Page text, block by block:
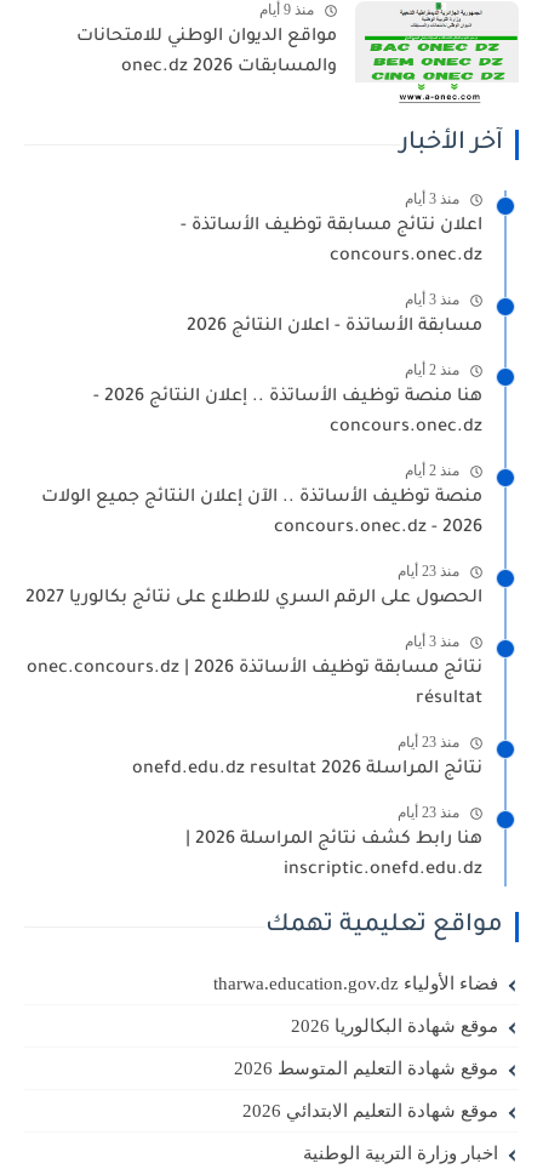
منذ 9 أيام
مواقع الديوان الوطني للامتحانات
والمسابقات 2026 onec.dz
آخر الأخبار
منذ 3 أيام
اعلان نتائج مسابقة توظيف الأساتذة -
concours.onec.dz
منذ 3 أيام
مسابقة الأساتذة - اعلان النتائج 2026
منذ 2 أيام
هنا منصة توظيف الأساتذة .. إعلان النتائج 2026 -
concours.onec.dz
منذ 2 أيام
منصة توظيف الأساتذة .. الآن إعلان النتائج جميع الولات
2026 - concours.onec.dz
منذ 23 أيام
الحصول على الرقم السري للاطلاع على نتائج بكالوريا 2027
منذ 3 أيام
نتائج مسابقة توظيف الأساتذة 2026 | onec.concours.dz
résultat
منذ 23 أيام
نتائج المراسلة 2026 onefd.edu.dz resultat
منذ 23 أيام
هنا رابط كشف نتائج المراسلة 2026 |
inscriptic.onefd.edu.dz
مواقع تعليمية تهمك
فضاء الأولياء tharwa.education.gov.dz
موقع شهادة البكالوريا 2026
موقع شهادة التعليم المتوسط 2026
موقع شهادة التعليم الابتدائي 2026
اخبار وزارة التربية الوطنية